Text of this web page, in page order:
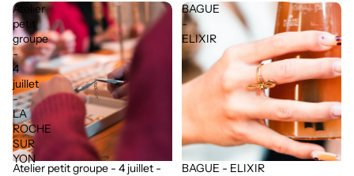
Atelier
petit
groupe
-
4
juillet
-
LA
ROCHE
SUR
YON
Atelier petit groupe - 4 juillet -
BAGUE
-
ELIXIR
Épuisé
BAGUE - ELIXIR